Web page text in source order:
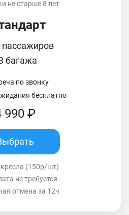
не старше 8 лет
пассажиров
багажа
по звонку
бесплатно
990 ₽
кресла (150р/шт)
не требуется
отмена за 12ч